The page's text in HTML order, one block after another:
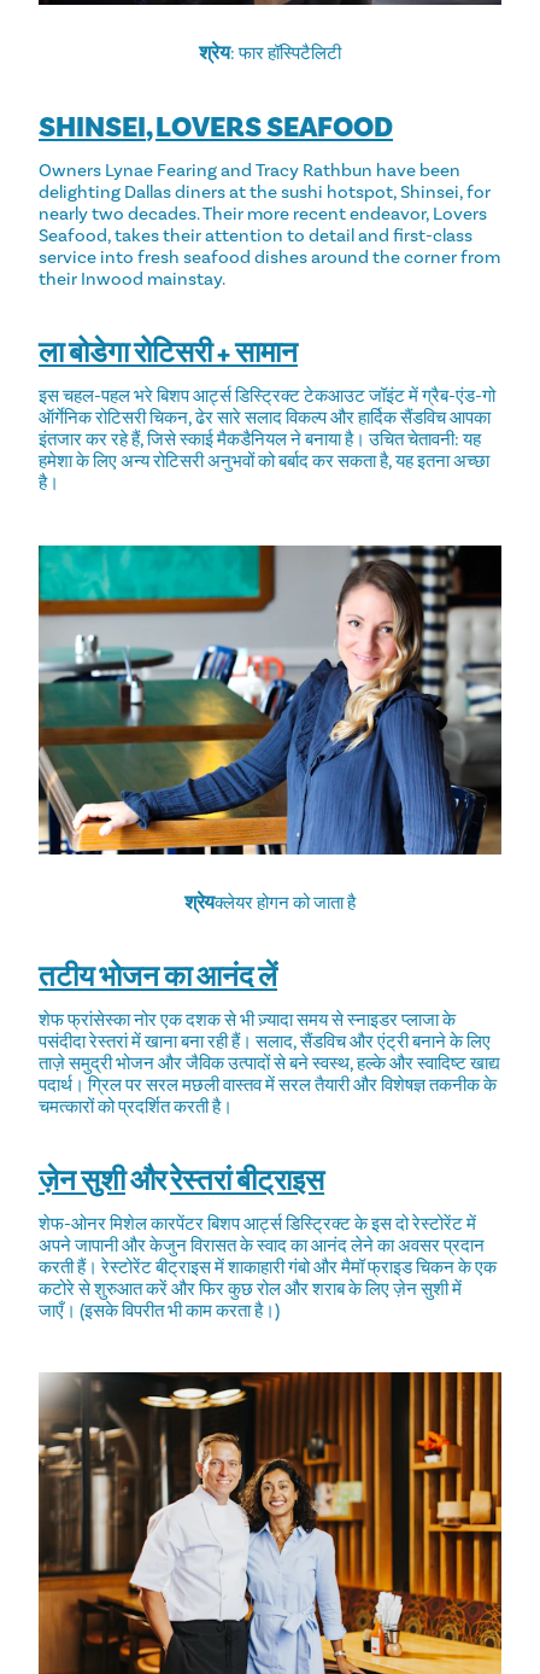
श्रेय: फार हॉस्पिटैलिटी
SHINSEI,LOVERS SEAFOOD
Owners Lynae Fearing and Tracy Rathbun have been
delighting Dallas diners at the sushi hotspot, Shinsei, for
nearly two decades. Their more recent endeavor, Lovers
Seafood, takes their attention to detail and first-class
service into fresh seafood dishes around the corner from
their Inwood mainstay.
ला बोडेगा रोटिसरी + सामान
इस चहल-पहल भरे बिशप आर्ट्स डिस्ट्रिक्ट टेकआउट जॉइंट में ग्रैब-एंड-गो
ऑर्गेनिक रोटिसरी चिकन, ढेर सारे सलाद विकल्प और हार्दिक सैंडविच आपका
इंतजार कर रहे हैं, जिसे स्काई मैकडैनियल ने बनाया है। उचित चेतावनी: यह
हमेशा के लिए अन्य रोटिसरी अनुभवों को बर्बाद कर सकता है, यह इतना अच्छा
है।
श्रेयक्लेयर होगन को जाता है
तटीय भोजन का आनंद लें
शेफ फ्रांसेस्का नोर एक दशक से भी ज़्यादा समय से स्नाइडर प्लाजा के
पसंदीदा रेस्तरां में खाना बना रही हैं। सलाद, सैंडविच और एंट्री बनाने के लिए
ताज़े समुद्री भोजन और जैविक उत्पादों से बने स्वस्थ, हल्के और स्वादिष्ट खाद्य
पदार्थ। ग्रिल पर सरल मछली वास्तव में सरल तैयारी और विशेषज्ञ तकनीक के
चमत्कारों को प्रदर्शित करती है।
ज़ेन सुशीऔररेस्तरां बीट्राइस
शेफ-ओनर मिशेल कारपेंटर बिशप आर्ट्स डिस्ट्रिक्ट के इस दो रेस्टोरेंट में
अपने जापानी और केजुन विरासत के स्वाद का आनंद लेने का अवसर प्रदान
करती हैं। रेस्टोरेंट बीट्राइस में शाकाहारी गंबो और मैमॉ फ्राइड चिकन के एक
कटोरे से शुरुआत करें और फिर कुछ रोल और शराब के लिए ज़ेन सुशी में
जाएँ। (इसके विपरीत भी काम करता है।)